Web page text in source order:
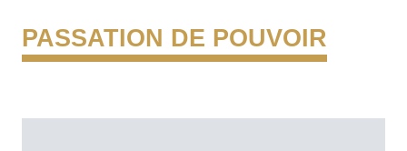
PASSATION DE POUVOIR